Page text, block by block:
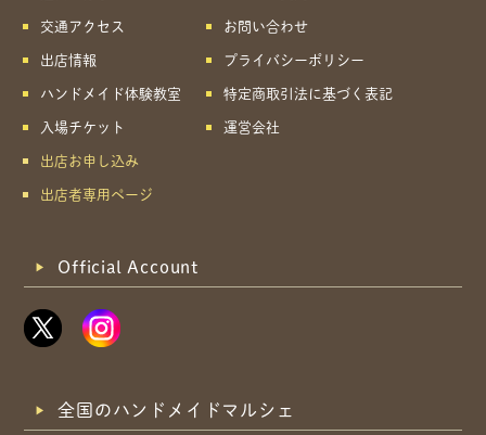
交通アクセス
出店情報
ハンドメイド体験教室
入場チケット
出店お申し込み
出店者専用ページ
お問い合わせ
プライバシーポリシー
特定商取引法に基づく表記
運営会社
Official Account
全国のハンドメイドマルシェ